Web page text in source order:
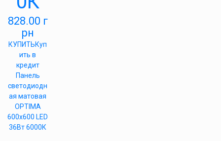
828.00 г
рн
КУПИТЬКуп
ить в
кредит
Панель
светодиодн
ая матовая
OPTIMA
600х600 LED
36Вт 6000К